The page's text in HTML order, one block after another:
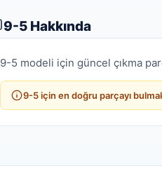
9-5 Hakkında
9-5 modeli için güncel çıkma
9-5 için en doğru parçayı